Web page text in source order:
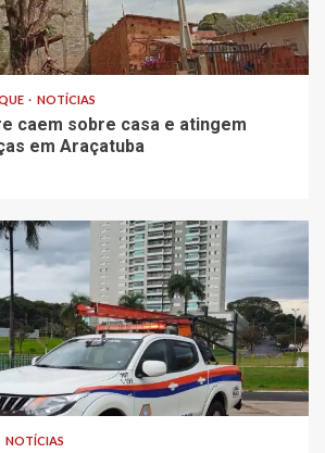
NOTÍCIAS
caem sobre casa e atingem
em Araçatuba
NOTÍCIAS